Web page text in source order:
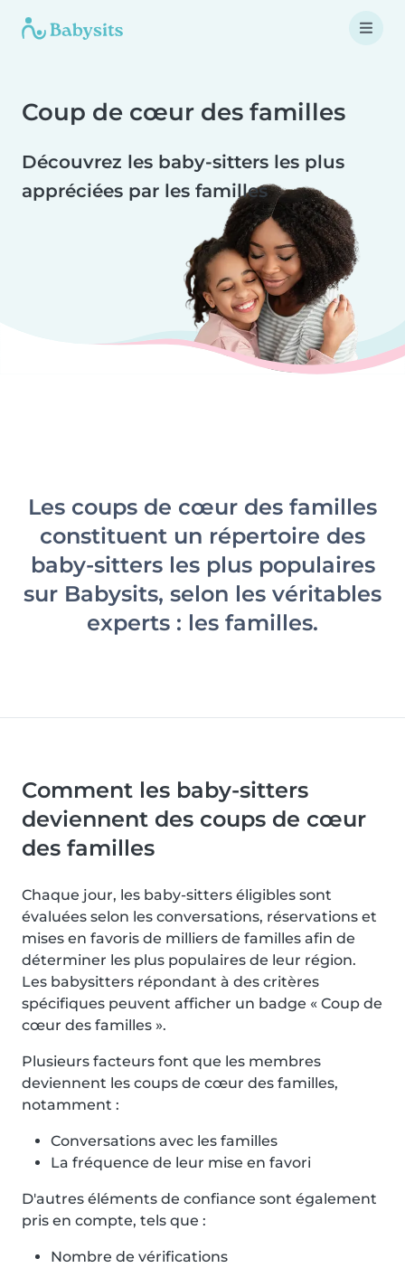
Coup de cœur des familles
Découvrez les baby-sitters les plus
appréciées par les familles
Les coups de cœur des familles
constituent un répertoire des
baby-sitters les plus populaires
sur Babysits, selon les véritables
experts : les familles.
Comment les baby-sitters
deviennent des coups de cœur
des familles
Chaque jour, les baby-sitters éligibles sont
évaluées selon les conversations, réservations et
mises en favoris de milliers de familles afin de
déterminer les plus populaires de leur région.
Les babysitters répondant à des critères
spécifiques peuvent afficher un badge « Coup de
cœur des familles ».
Plusieurs facteurs font que les membres
deviennent les coups de cœur des familles,
notamment :
Conversations avec les familles
La fréquence de leur mise en favori
D'autres éléments de confiance sont également
pris en compte, tels que :
Nombre de vérifications